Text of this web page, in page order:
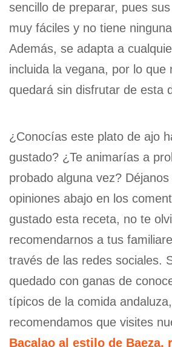
sencillo de preparar, pues
muy fáciles y no tiene
Además, se adapta a
incluida la vegana, por lo que
quedará sin disfrutar de esta
¿Conocías este plato de ajo
gustado? ¿Te animarías a
probado alguna vez?
opiniones abajo en los
gustado esta receta, no te
recomendarnos a tus
través de las redes sociales.
quedado con ganas de
típicos de la comida
recomendamos que visites
Bacalao al estilo de Baeza,